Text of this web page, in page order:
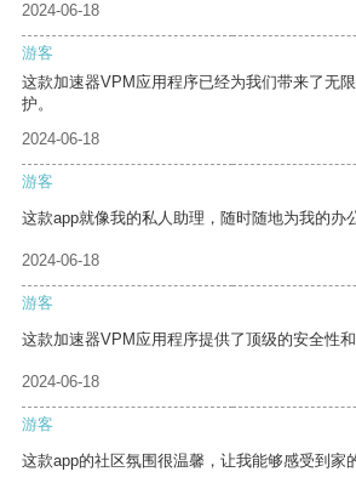
2024-06-18
游客
这款加速器VPM应用程序已经为我们带来了无
护。
2024-06-18
游客
这款app就像我的私人助理，随时随地为我的办
2024-06-18
游客
这款加速器VPM应用程序提供了顶级的安全性和
2024-06-18
游客
这款app的社区氛围很温馨，让我能够感受到家